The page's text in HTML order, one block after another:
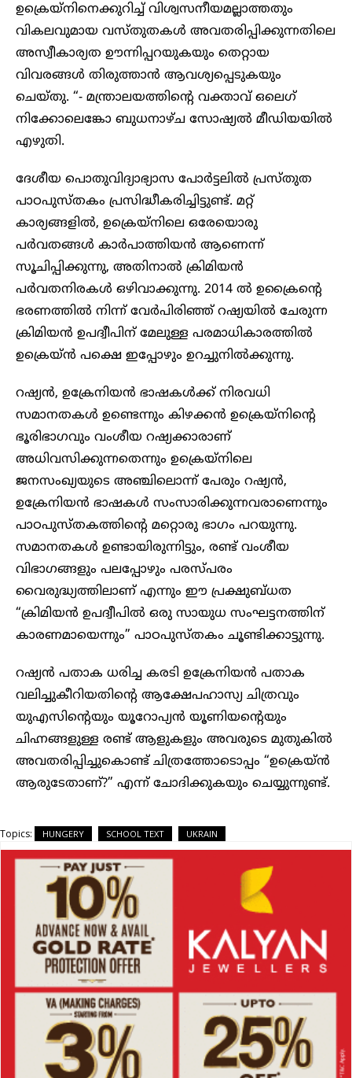
ഉക്രെയ്നിനെക്കുറിച്ച് വിശ്വസനീയമല്ലാത്തതും
വികലവുമായ വസ്തുതകൾ അവതരിപ്പിക്കുന്നതിലെ
അസ്വീകാര്യത ഊന്നിപ്പറയുകയും തെറ്റായ
വിവരങ്ങൾ തിരുത്താൻ ആവശ്യപ്പെടുകയും
ചെയ്തു. “- മന്ത്രാലയത്തിന്റെ വക്താവ് ഒലെഗ്
നിക്കോലെങ്കോ ബുധനാഴ്ച സോഷ്യൽ മീഡിയയിൽ
എഴുതി.
ദേശീയ പൊതുവിദ്യാഭ്യാസ പോർട്ടലിൽ പ്രസ്തുത
പാഠപുസ്തകം പ്രസിദ്ധീകരിച്ചിട്ടുണ്ട്. മറ്റ്
കാര്യങ്ങളിൽ, ഉക്രെയ്നിലെ ഒരേയൊരു
പർവതങ്ങൾ കാർപാത്തിയൻ ആണെന്ന്
സൂചിപ്പിക്കുന്നു, അതിനാൽ ക്രിമിയൻ
പർവതനിരകൾ ഒഴിവാക്കുന്നു. 2014 ൽ ഉക്രൈന്റെ
ഭരണത്തിൽ നിന്ന് വേർപിരിഞ്ഞ് റഷ്യയിൽ ചേരുന്ന
ക്രിമിയൻ ഉപദ്വീപിന് മേലുള്ള പരമാധികാരത്തിൽ
ഉക്രെയ്ൻ പക്ഷെ ഇപ്പോഴും ഉറച്ചുനിൽക്കുന്നു.
റഷ്യൻ, ഉക്രേനിയൻ ഭാഷകൾക്ക് നിരവധി
സമാനതകൾ ഉണ്ടെന്നും കിഴക്കൻ ഉക്രെയ്‌നിന്റെ
ഭൂരിഭാഗവും വംശീയ റഷ്യക്കാരാണ്
അധിവസിക്കുന്നതെന്നും ഉക്രെയ്‌നിലെ
ജനസംഖ്യയുടെ അഞ്ചിലൊന്ന് പേരും റഷ്യൻ,
ഉക്രേനിയൻ ഭാഷകൾ സംസാരിക്കുന്നവരാണെന്നും
പാഠപുസ്തകത്തിന്റെ മറ്റൊരു ഭാഗം പറയുന്നു.
സമാനതകൾ ഉണ്ടായിരുന്നിട്ടും, രണ്ട് വംശീയ
വിഭാഗങ്ങളും പലപ്പോഴും പരസ്പരം
വൈരുദ്ധ്യത്തിലാണ് എന്നും ഈ പ്രക്ഷുബ്ധത
“ക്രിമിയൻ ഉപദ്വീപിൽ ഒരു സായുധ സംഘട്ടനത്തിന്
കാരണമായെന്നും” പാഠപുസ്തകം ചൂണ്ടിക്കാട്ടുന്നു.
റഷ്യൻ പതാക ധരിച്ച കരടി ഉക്രേനിയൻ പതാക
വലിച്ചുകീറിയതിന്റെ ആക്ഷേപഹാസ്യ ചിത്രവും
യുഎസിന്റെയും യൂറോപ്യൻ യൂണിയന്റെയും
ചിഹ്നങ്ങളുള്ള രണ്ട് ആളുകളും അവരുടെ മുതുകിൽ
അവതരിപ്പിച്ചുകൊണ്ട് ചിത്രത്തോടൊപ്പം “ഉക്രെയ്ൻ
ആരുടേതാണ്?” എന്ന് ചോദിക്കുകയും ചെയ്യുന്നുണ്ട്.
Topics: HUNGERY SCHOOL TEXT UKRAIN